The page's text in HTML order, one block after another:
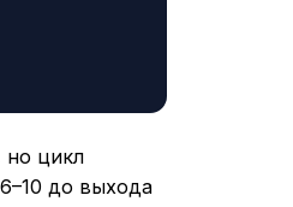
но цикл
до выхода